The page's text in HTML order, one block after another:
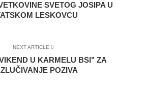
SVETOG JOSIPA U
LESKOVCU
NEXT ARTICLE
U KARMELU BSI" ZA
POZIVA